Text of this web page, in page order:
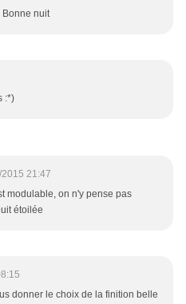
Bonne nuit
:*)
21:47
modulable, on n'y pense pas
étoilée
donner le choix de la finition belle